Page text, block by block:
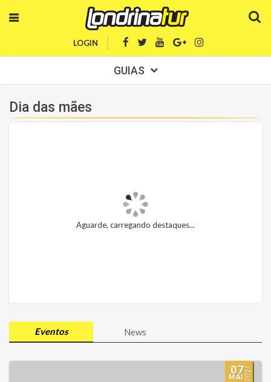
LOGIN
GUIAS
Dia das mães
Aguarde, carregando destaques...
Eventos News
07
MAI2021